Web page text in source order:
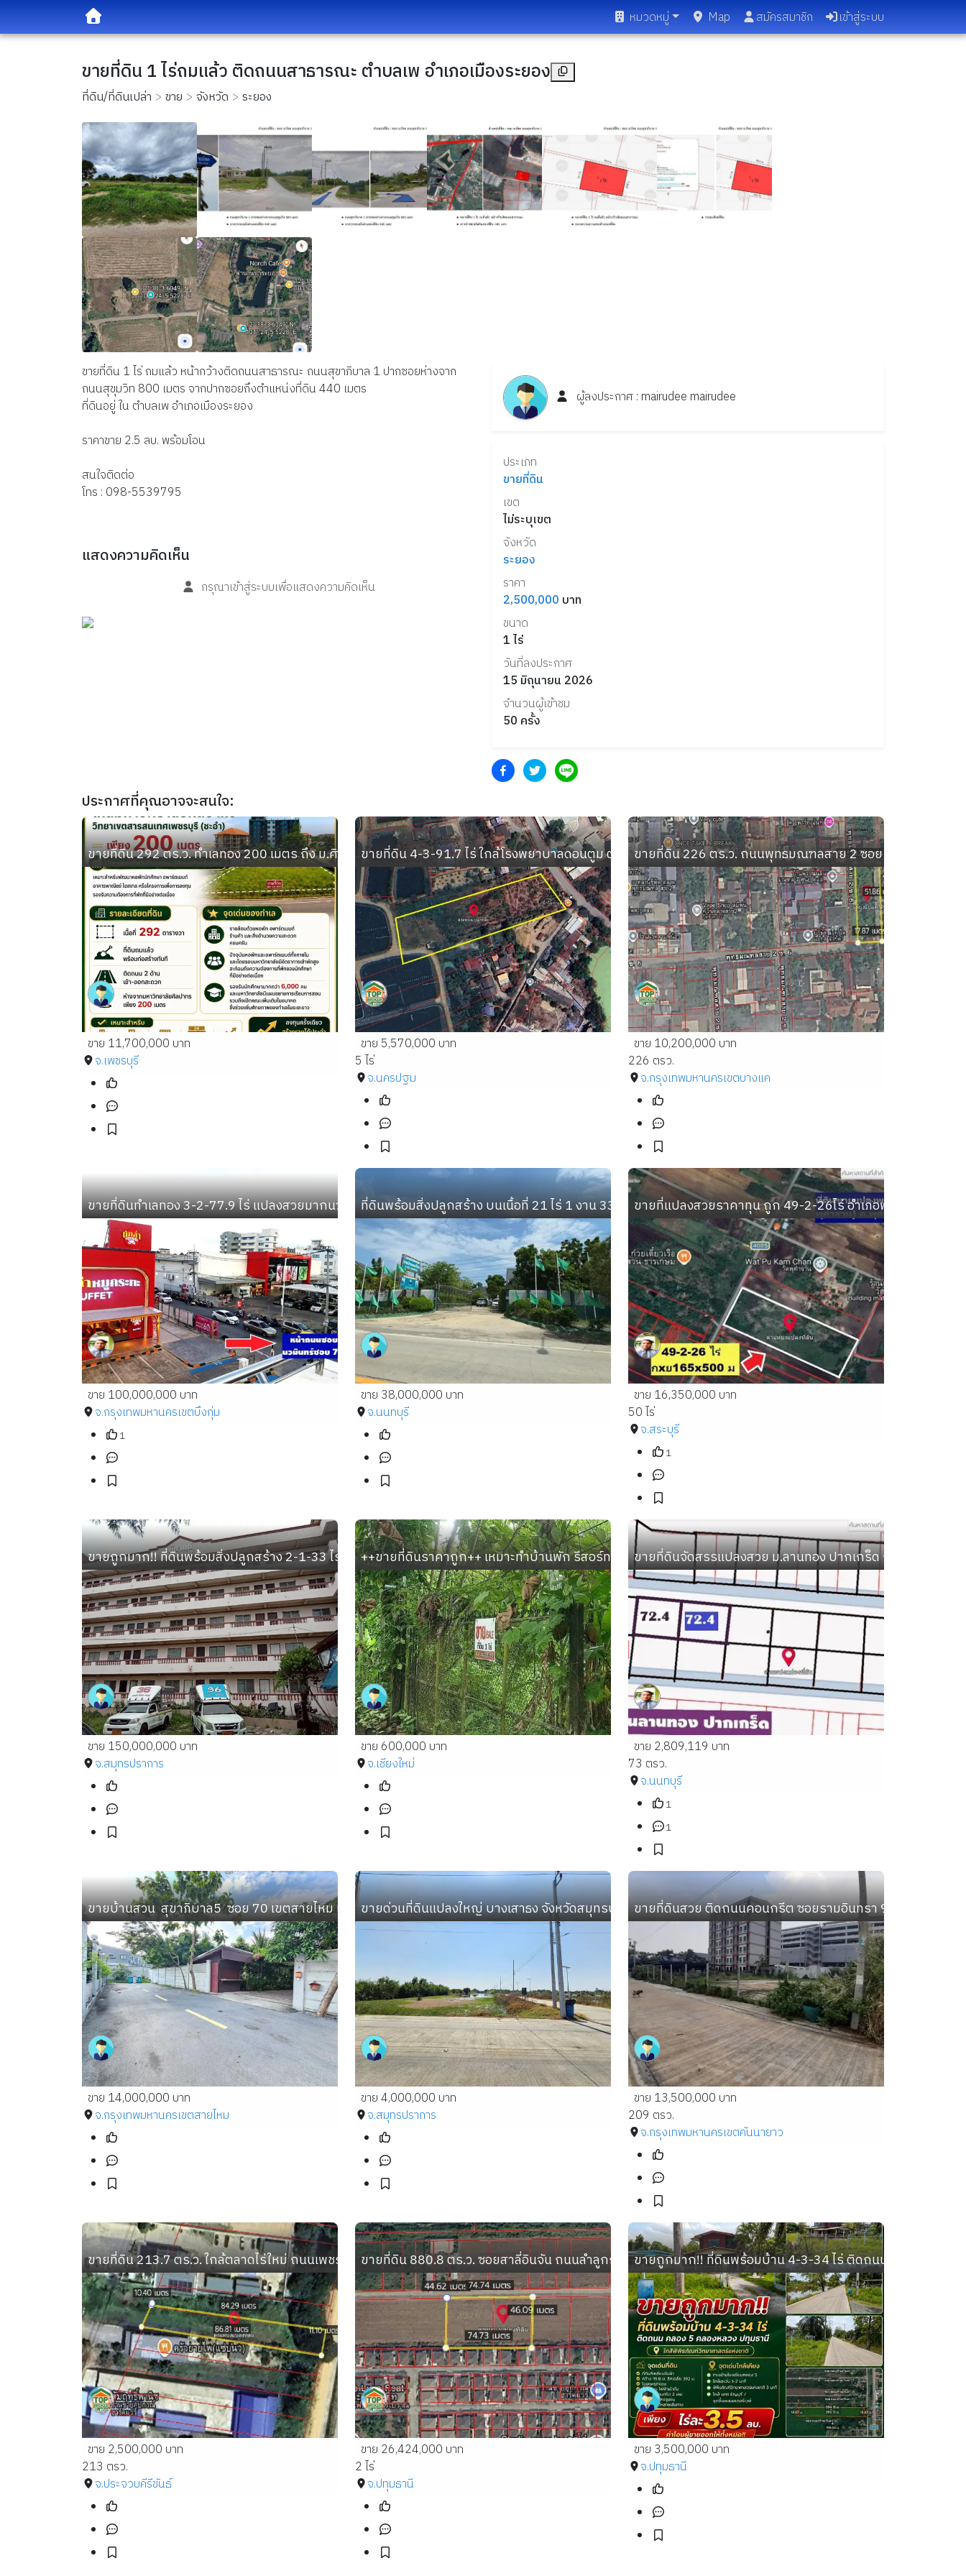
หมวดหมู่ Map สมัครสมาชิก เข้าสู่ระบบ
ขายที่ดิน 1 ไร่ถมแล้ว ติดถนนสาธารณะ ตำบลเพ อำเภอเมืองระยอง
ที่ดิน/ที่ดินเปล่า ขาย จังหวัด ระยอง
ขายที่ดิน 1 ไร่ ถมแล้ว หน้ากว้างติดถนนสาธารณะ ถนนสุขาภิบาล 1 ปากซอยห่างจาก
ถนนสุขุมวิท 800 เมตร จากปากซอยถึงตำแหน่งที่ดิน 440 เมตร
ที่ดินอยู่ ใน ตำบลเพ อำเภอเมืองระยอง
ราคาขาย 2.5 ลบ. พร้อมโอน
สนใจติดต่อ
โทร : 098-5539795
แสดงความคิดเห็น
กรุณาเข้าสู่ระบบเพื่อแสดงความคิดเห็น
ผู้ลงประกาศ : mairudee mairudee
ประเภท
ขายที่ดิน
เขต
ไม่ระบุเขต
จังหวัด
ระยอง
ราคา
2,500,000 บาท
ขนาด
1ไร่
วันที่ลงประกาศ
15 มิถุนายน 2026
จำนวนผู้เข้าชม
50 ครั้ง
ประกาศที่คุณอาจจะสนใจ:
ขายที่ดิน 292 ตร.ว. ทำเลทอง 200 เมตร ถึง ม.ศิลปากร วิทยาเขตสารสนเทศเพชรบุรี อ.ชะอำ จ.เพชรบุรี
ขาย 11,700,000 บาท
จ.เพชรบุรี
ขายที่ดิน 4-3-91.7 ไร่ ใกล้โรงพยาบาลดอนตูม ตำบลลำเหย อำเภอดอนตูม นครปฐม
ขาย 5,570,000 บาท
5 ไร่
จ.นครปฐม
ขายที่ดิน 226 ตร.ว. ถนนพุทธมณฑลสาย 2 ซอย 6 เขตบางแค
ขาย 10,200,000 บาท
226 ตรว.
จ.กรุงเทพมหานครเขตบางแค
ขายที่ดินทำเลทอง 3-2-77.9 ไร่ แปลงสวยมากนวมินทร์ 70 แยก 3 ใกล้ปากซอยนวมินทร์ 70 สวยๆหน้าซอยร้านหรูเพ
ขาย 100,000,000 บาท
จ.กรุงเทพมหานครเขตบึงกุ่ม
1
ที่ดินพร้อมสิ่งปลูกสร้าง บนเนื้อที่ 21 ไร่ 1 งาน 33 ตารางวา
ขาย 38,000,000 บาท
จ.นนทบุรี
ขายที่แปลงสวยราคาทุน ถูก 49-2-26ไร่ อำเภอพระพุทธบาท
ขาย 16,350,000 บาท
50 ไร่
จ.สระบุรี
1
ขายถูกมาก!! ที่ดินพร้อมสิ่งปลูกสร้าง 2-1-33 ไร่ ทำเลทอง อ.เมือง สมุทรปราการ ใกล้ BTS ปากน้ำ ตลาดกลาง
ขาย 150,000,000 บาท
จ.สมุทรปราการ
++ขายที่ดินราคาถูก++ เหมาะทำบ้านพัก รีสอร์ท ใกล้วัดถ้ำผาปล่อง ถ้ำปากเปียง ถ้ำเชียงดาว เชียงใหม่
ขาย 600,000 บาท
จ.เชียงใหม่
ขายที่ดินจัดสรรแปลงสวย ม.ลานทอง ปากเกร็ด กลับแจ้งวัฒนะ
ขาย 2,809,119 บาท
73 ตรว.
จ.นนทบุรี
1
1
ขายบ้านสวน  สุขาภิบาล5  ซอย 70 เขตสายไหม เข้าซอยเพียง 300 เมตร
ขาย 14,000,000 บาท
จ.กรุงเทพมหานครเขตสายไหม
ขายด่วนที่ดินแปลงใหญ่ บางเสาธง จังหวัดสมุทรปราการ ติดถนนสาธารณะ น้ำ ไฟ พร้อม
ขาย 4,000,000 บาท
จ.สมุทรปราการ
ขายที่ดินสวย ติดถนนคอนกรีต ซอยรามอินทรา 97
ขาย 13,500,000 บาท
209 ตรว.
จ.กรุงเทพมหานครเขตคันนายาว
ขายที่ดิน 213.7 ตร.ว. ใกล้ตลาดไร่ใหม่ ถนนเพชรเกษม อำเภอสามร้อยยอด ประจวบคีรีขันธ์
ขาย 2,500,000 บาท
213 ตรว.
จ.ประจวบคีรีขันธ์
ขายที่ดิน 880.8 ตร.ว. ซอยสาลี่อินจัน ถนนลำลูกกา ตำบลลาดสวาย อำเภอลำลูกกา ปทุมธานี
ขาย 26,424,000 บาท
2 ไร่
จ.ปทุมธานี
ขายถูกมาก!! ที่ดินพร้อมบ้าน 4-3-34 ไร่ ติดถนน คลอง 5 คล
ขาย 3,500,000 บาท
จ.ปทุมธานี